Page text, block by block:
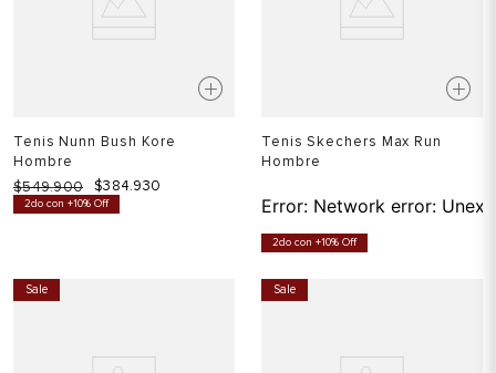
Tenis Nunn Bush Kore
Hombre
$549.900 $384.930
2do con +10% Off
Tenis Skechers Max Run
Hombre
Error: Network error:
2do con +10% Off
Sale Sale